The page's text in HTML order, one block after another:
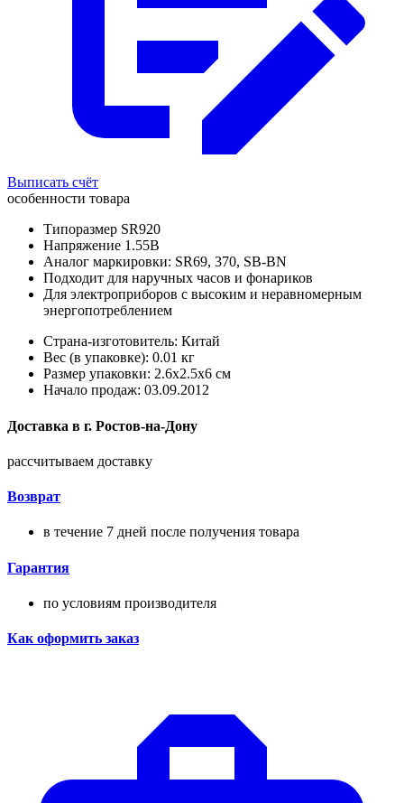
Выписать счёт
особенности товара
Типоразмер SR920
Напряжение 1.55В
Аналог маркировки: SR69, 370, SB-BN
Подходит для наручных часов и фонариков
Для электроприборов с высоким и неравномерным
энергопотреблением
Страна-изготовитель: Китай
Вес (в упаковке): 0.01 кг
Размер упаковки: 2.6x2.5x6 см
Начало продаж: 03.09.2012
Доставка в г. Ростов-на-Дону
рассчитываем доставку
Возврат
в течение 7 дней после получения товара
Гарантия
по условиям производителя
Как оформить заказ